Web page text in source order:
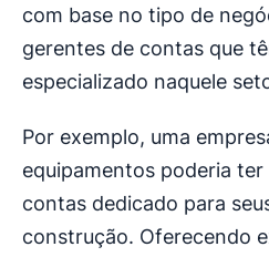
com base no tipo de
gerentes de contas que
especializado naquele
Por exemplo, uma
equipamentos poderia
contas dedicado para
construção. Oferecendo